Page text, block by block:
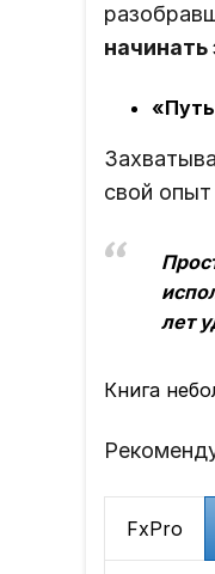
свой опыт
лет
Книга
FxPro